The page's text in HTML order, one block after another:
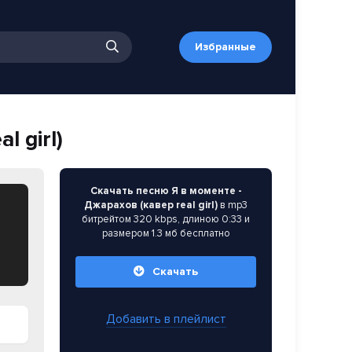
Избранные
girl)
Скачать песню Я в моменте -
Джарахов (кавер real girl) в mp3
битрейтом 320 kbps, длиною 0:33 и
размером 1.3 мб бесплатно
Скачать
Добавить в плейлист